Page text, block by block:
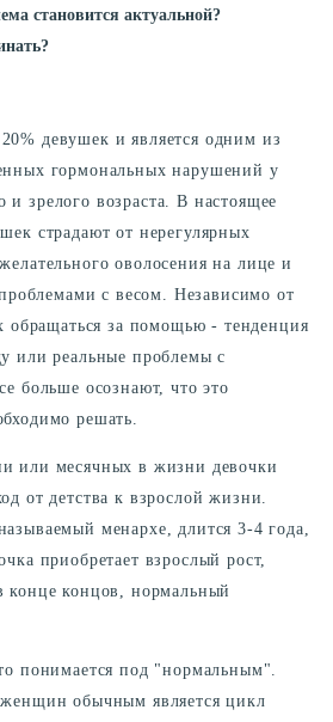
становится актуальной?
девушек и является одним из
гормональных нарушений у
зрелого возраста. В настоящее
страдают от нерегулярных
оволосения на лице и
с весом. Независимо от
обращаться за помощью - тенденция
или реальные проблемы с
больше осознают, что это
решать.
или месячных в жизни девочки
от детства к взрослой жизни.
менархе, длится 3-4 года,
приобретает взрослый рост,
конце концов, нормальный
понимается под "нормальным".
обычным является цикл